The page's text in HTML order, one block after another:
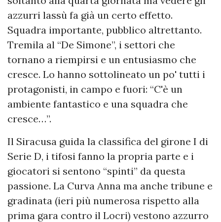
azzurri lassù fa già un certo effetto.
Squadra importante, pubblico altrettanto.
Tremila al “De Simone”, i settori che
tornano a riempirsi e un entusiasmo che
cresce. Lo hanno sottolineato un po' tutti i
protagonisti, in campo e fuori: “C'è un
ambiente fantastico e una squadra che
cresce…”.
Il Siracusa guida la classifica del girone I di
Serie D, i tifosi fanno la propria parte e i
giocatori si sentono “spinti” da questa
passione. La Curva Anna ma anche tribune e
gradinata (ieri più numerosa rispetto alla
prima gara contro il Locri) vestono azzurro